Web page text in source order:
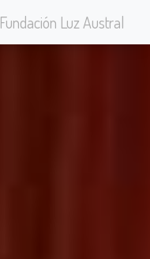
Fundación Luz Austral